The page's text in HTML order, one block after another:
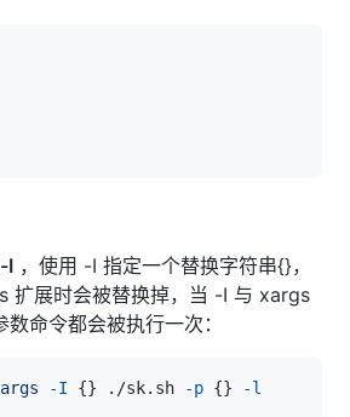
I ，使用 -I 指定一个替换字符串{}，
扩展时会被替换掉，当 -I 与 xargs
命令都会被执行一次：
-I {} ./sk.sh -p {} -l